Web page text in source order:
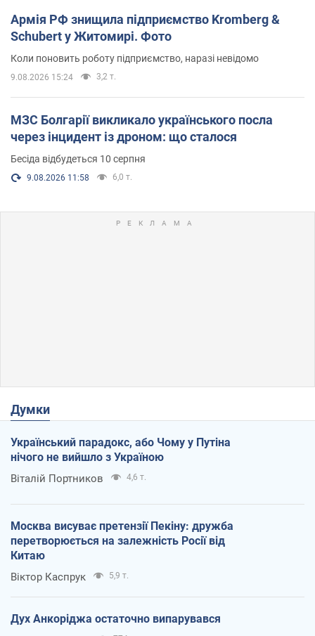
Армія РФ знищила підприємство Kromberg &
Schubert у Житомирі. Фото
Коли поновить роботу підприємство, наразі невідомо
9.08.2026 15:24 3,2 т.
МЗС Болгарії викликало українського посла
через інцидент із дроном: що сталося
Бесіда відбудеться 10 серпня
9.08.2026 11:58 6,0 т.
Думки
Український парадокс, або Чому у Путіна
нічого не вийшло з Україною
Віталій Портников 4,6 т.
Москва висуває претензії Пекіну: дружба
перетворюється на залежність Росії від
Китаю
Віктор Каспрук 5,9 т.
Дух Анкоріджа остаточно випарувався